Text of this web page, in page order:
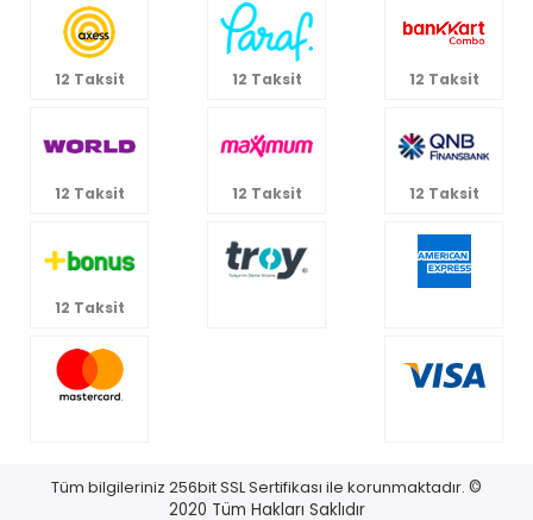
12 Taksit 12 Taksit 12 Taksit
12 Taksit 12 Taksit 12 Taksit
12 Taksit
Tüm bilgileriniz 256bit SSL Sertifikası ile korunmaktadır. ©
2020 Tüm Hakları Saklıdır